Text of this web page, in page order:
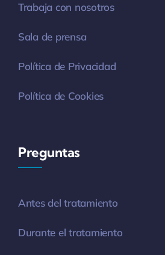
Trabaja con nosotros
Sala de prensa
Política de Privacidad
Política de Cookies
Preguntas
Antes del tratamiento
Durante el tratamiento